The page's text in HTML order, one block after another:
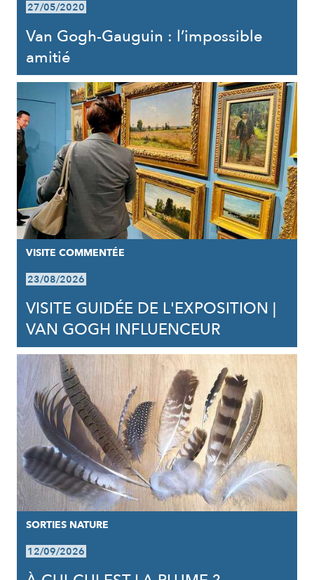
27/05/2020
Van Gogh-Gauguin : l’impossible
amitié
VISITE COMMENTÉE
23/08/2026
VISITE GUIDÉE DE L'EXPOSITION |
VAN GOGH INFLUENCEUR
SORTIES NATURE
12/09/2026